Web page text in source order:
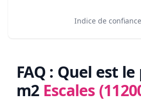
Indice de
FAQ : Quel est
m2 Escales